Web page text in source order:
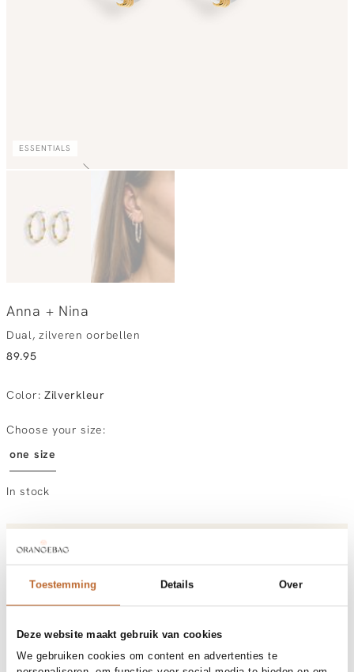
Toestemming Details Over
Deze website maakt gebruik van cookies
We gebruiken cookies om content en advertenties te
ESSENTIALS
Anna + Nina
Dual, zilveren oorbellen
89.95
Color: Zilverkleur
Choose your size:
one size
In stock
Order by, morning delivered tomorrow
30-day returns
Materials and care